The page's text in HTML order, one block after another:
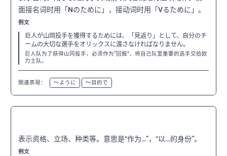
面接名词时用「Nのために」，接动词时用「Vるために」。
例文
巨人が山岡投手を獲得するためには、「見返り」として、自分のチ
ームの大切な選手をオリックスに渡さなければなりません。
巨人队为了获得山冈投手，必须作为“回报”，将自己队里重要的选手交给欧
力士队。
関連表現： 〜ように 〜目的で
表示资格、立场、种类等。意思是“作为…”，“以…的身份”。
例文